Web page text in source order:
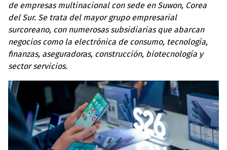
de empresas multinacional con sede en Suwon, Corea
del Sur. Se trata del mayor grupo empresarial
surcoreano, con numerosas subsidiarias que abarcan
negocios como la electrónica de consumo, tecnología,
finanzas, aseguradoras, construcción, biotecnología y
sector servicios.